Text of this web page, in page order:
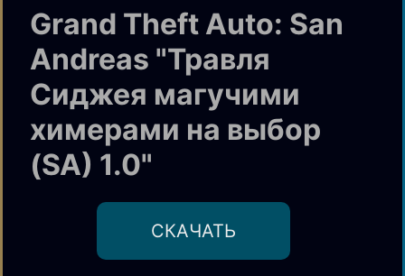
Grand Theft Auto: San
Andreas "Травля
Сиджея магучими
химерами на выбор
(SA) 1.0"
CКАЧАТЬ